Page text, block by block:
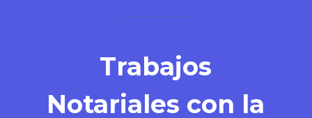
Trabajos
Notariales con la